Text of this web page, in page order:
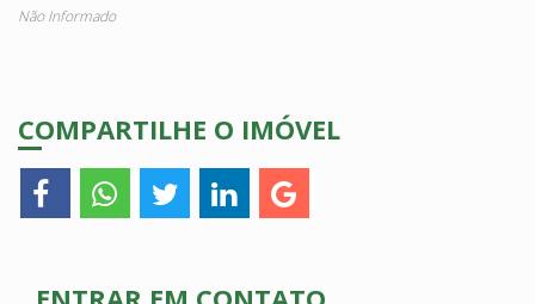
Não Informado
COMPARTILHE O IMÓVEL